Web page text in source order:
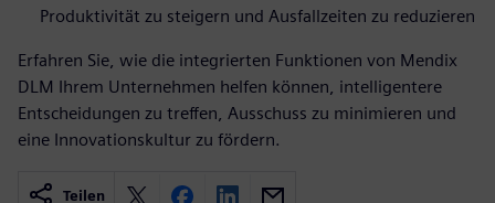
Produktivität zu steigern und Ausfallzeiten zu reduzieren
Erfahren Sie, wie die integrierten Funktionen von Mendix
DLM Ihrem Unternehmen helfen können, intelligentere
Entscheidungen zu treffen, Ausschuss zu minimieren und
eine Innovationskultur zu fördern.
Teilen